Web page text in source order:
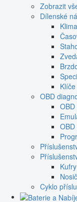
Zobrazit
Dílenské
OBD
Cyklo